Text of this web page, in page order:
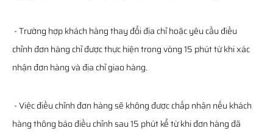
- Trường hợp khách hàng thay đổi địa chỉ hoặc yêu cầu điều
chỉnh đơn hàng chỉ được thực hiện trong vòng 15 phút từ khi xác
nhận đơn hàng và địa chỉ giao hàng.
- Việc điều chỉnh đơn hàng sẽ không được chấp nhận nếu khách
hàng thông báo điều chỉnh sau 15 phút kể từ khi đơn hàng đã